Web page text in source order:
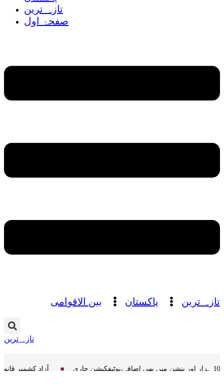
تازہ ترین
صفحۂ اول
بین الاقوامی پاکستان تازہ ترین
تازہ ترین
ہزار اور پنشن میں بھی اضافہ،نوٹیفکیشن جاری